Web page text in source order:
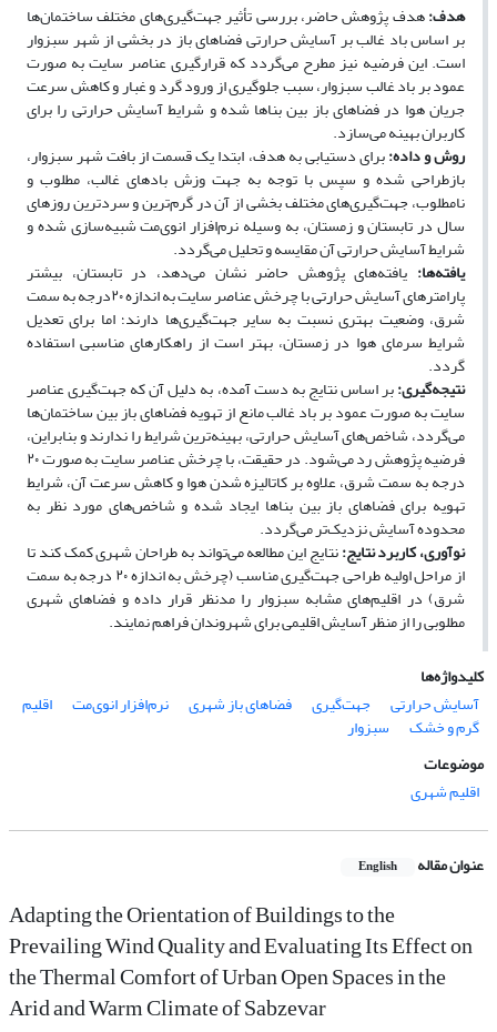
هدف:هدف پژوهش حاضر، بررسی تأثیر جهت­‌گیری‌­های مختلف ساختمان‌­ها
بر اساس باد غالب بر آسایش حرارتی فضاهای باز در بخشی از شهر سبزوار
است. این فرضیه نیز مطرح می‌گردد که قرارگیری عناصر سایت به صورت
عمود بر باد غالب سبزوار، سبب جلوگیری از ورود گرد و غبار و کاهش سرعت
جریان هوا در فضاهای باز بین بناها شده و شرایط آسایش حرارتی را برای
کاربران بهینه می‌سازد.
روش و داده:برای دستیابی به هدف، ابتدا یک قسمت از بافت شهر سبزوار،
بازطراحی شده و سپس با توجه به جهت وزش بادهای غالب، مطلوب و
نامطلوب، جهت­‌گیری‌­های مختلف بخشی از آن در گرم‌­ترین و سردترین روزهای
سال در تابستان و زمستان، به وسیله نرم‌­افزار انوی‌­مت شبیه‌­سازی شده و
شرایط آسایش حرارتی آن مقایسه و تحلیل می‌­گردد.
یافته‌ها: یافته‌های پژوهش حاضر نشان می‌دهد، در تابستان، بیشتر
پارامترهای آسایش حرارتی با چرخش عناصر سایت به اندازه ۲۰درجه به سمت
شرق، وضعیت بهتری نسبت به سایر جهت‌گیری‌ها دارند؛ اما برای تعدیل
شرایط سرمای هوا در زمستان، بهتر است از راهکارهای مناسبی استفاده
گردد.
نتیجه‌گیری:بر اساس نتایج به دست آمده، به دلیل آن کهجهت‌گیری عناصر
سایت به صورت عمود بر باد غالب مانع از تهویه فضاهای باز بین ساختمان‌ها
می‌گردد، شاخص‌های آسایش حرارتی، بهینه‌ترین شرایط را ندارند و بنابراین،
فرضیه پژوهش رد می‌شود. در حقیقت، با چرخش عناصر سایت به صورت ۲۰
درجه به سمت شرق، علاوه بر کاتالیزه ‌شدن هوا و کاهش سرعت آن، شرایط
تهویه برای فضاهای باز بین بناها ایجاد شده و شاخص‌های مورد نظر به
محدوده آسایش نزدیک‌تر می‌گردد.
نوآوری، کاربرد نتایج:نتایج این مطالعه می­‌تواند به طراحان شهری کمک کند تا
از مراحل اولیه طراحی جهت­‌گیری مناسب (چرخش به اندازه ۲۰ درجه به سمت
شرق) در اقلیم‌­های مشابه سبزوار را مدنظر قرار داده و فضاهای شهری
مطلوبی را از منظر آسایش اقلیمی برای شهروندان فراهم نمایند.
کلیدواژه‌ها
آسایش حرارتی
جهت‌گیری فضاهای باز شهری نرم‌افزار انوی‌مت اقلیم
گرم و خشک
سبزوار
موضوعات
اقلیم شهری
عنوان مقاله English
Adapting the Orientation of Buildings to the
Prevailing Wind Quality and Evaluating Its Effect on
the Thermal Comfort of Urban Open Spaces in the
Arid and Warm Climate of Sabzevar